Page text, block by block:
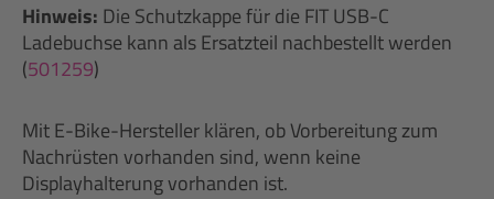
Hinweis: Die Schutzkappe für die FIT USB-C
Ladebuchse kann als Ersatzteil nachbestellt werden
(501259)
Mit E-Bike-Hersteller klären, ob Vorbereitung zum
Nachrüsten vorhanden sind, wenn keine
Displayhalterung vorhanden ist.